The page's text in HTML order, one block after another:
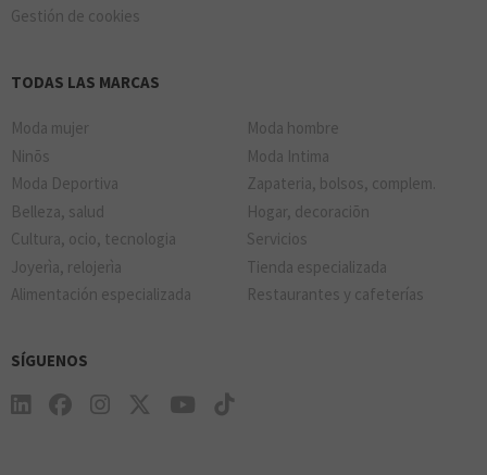
Gestión de cookies
TODAS LAS MARCAS
Moda mujer
Moda hombre
Ninõs
Moda Intima
Moda Deportiva
Zapateria, bolsos, complem.
Belleza, salud
Hogar, decoraciõn
Cultura, ocio, tecnologia
Servicios
Joyerìa, relojerìa
Tienda especializada
Alimentación especializada
Restaurantes y cafeterías
SÍGUENOS